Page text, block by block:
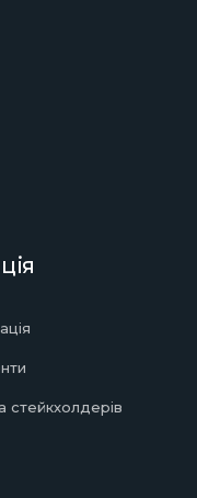
стейкхолдерів